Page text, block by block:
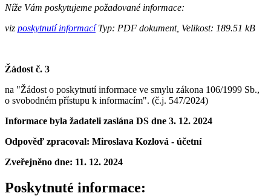
Níže Vám poskytujeme požadované informace:
viz poskytnutí informacíTyp: PDF dokument, Velikost: 189.51 kB
Žádost č. 3
na "Žádost o poskytnutí informace ve smylu zákona 106/1999 Sb.,
o svobodném přístupu k informacím". (č.j. 547/2024)
Informace byla žadateli zaslána DS dne 3. 12. 2024
Odpověď zpracoval: Miroslava Kozlová - účetní
Zveřejněno dne: 11. 12. 2024
Poskytnuté informace: